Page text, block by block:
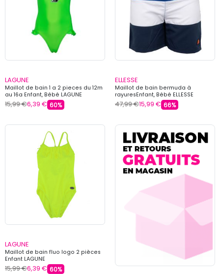
LAGUNE
Maillot de bain 1 a 2 pieces du 12m
au 16a Enfant, Bébé LAGUNE
15,99 €6,39 € 60%
ELLESSE
Maillot de bain bermuda à
rayuresEnfant, Bébé ELLESSE
47,99 €15,99 € 66%
LAGUNE
Maillot de bain fluo logo 2 pièces
Enfant LAGUNE
15,99 €6,39 € 60%